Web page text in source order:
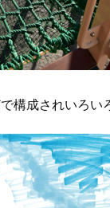
構成されいろい